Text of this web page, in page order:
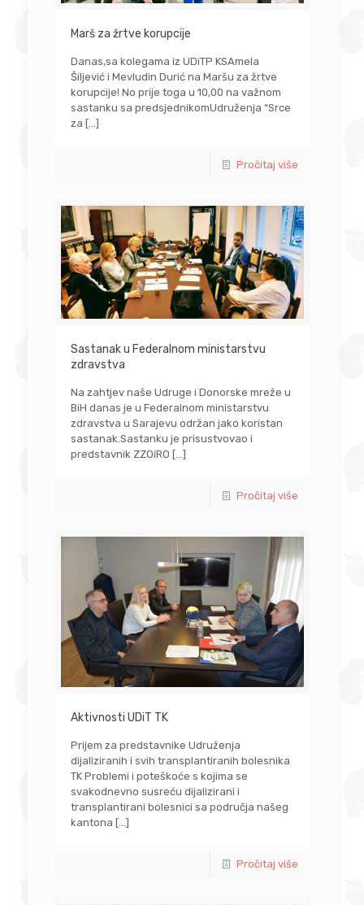
Marš za žrtve korupcije
Danas,sa kolegama iz UDiTP KSAmela
Šiljević i Mevludin Durić na Maršu za žrtve
korupcije! No prije toga u 10,00 na važnom
sastanku sa predsjednikomUdruženja “Srce
za […]
Pročitaj više
Sastanak u Federalnom ministarstvu
zdravstva
Na zahtjev naše Udruge i Donorske mreže u
BiH danas je u Federalnom ministarstvu
zdravstva u Sarajevu održan jako koristan
sastanak.Sastanku je prisustvovao i
predstavnik ZZOiRO […]
Pročitaj više
Aktivnosti UDiT TK
Prijem za predstavnike Udruženja
dijaliziranih i svih transplantiranih bolesnika
TK Problemi i poteškoće s kojima se
svakodnevno susreću dijalizirani i
transplantirani bolesnici sa područja našeg
kantona […]
Pročitaj više